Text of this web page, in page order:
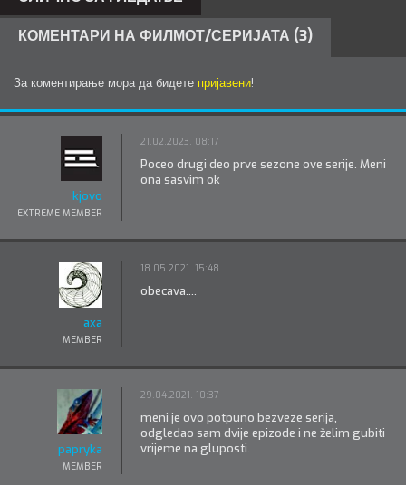
КОМЕНТАРИ НА ФИЛМОТ/СЕРИЈАТА (3)
За коментирање мора да бидете пријавени!
kjovo
EXTREME MEMBER
21.02.2023. 08:17
Poceo drugi deo prve sezone ove serije. Meni
ona sasvim ok
axa
MEMBER
18.05.2021. 15:48
obecava....
papryka
MEMBER
29.04.2021. 10:37
meni je ovo potpuno bezveze serija,
odgledao sam dvije epizode i ne želim gubiti
vrijeme na gluposti.